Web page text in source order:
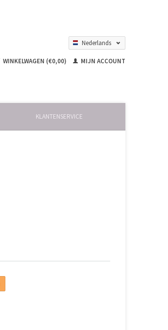
Nederlands
WINKELWAGEN (€0,00)
MIJN ACCOUNT
KLANTENSERVICE